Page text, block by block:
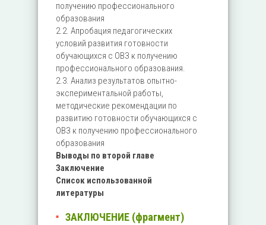
получению профессионального
образования
2.2. Апробация педагогических
условий развития готовности
обучающихся с ОВЗ к получению
профессионального образования.
2.3. Анализ результатов опытно-
экспериментальной работы,
методические рекомендации по
развитию готовности обучающихся с
ОВЗ к получению профессионального
образования
Выводы по второй главе
Заключение
Список использованной
литературы
ЗАКЛЮЧЕНИЕ (фрагмент)